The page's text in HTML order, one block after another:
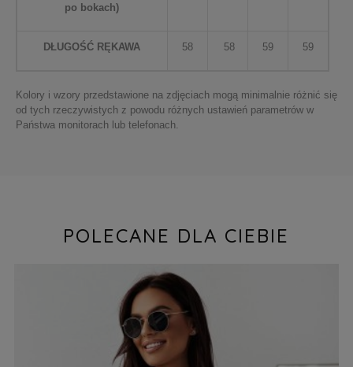
po bokach)
DŁUGOŚĆ RĘKAWA 58 58 59 59
Kolory i wzory przedstawione na zdjęciach mogą minimalnie różnić się
od tych rzeczywistych z powodu różnych ustawień parametrów w
Państwa monitorach lub telefonach.
POLECANE DLA CIEBIE